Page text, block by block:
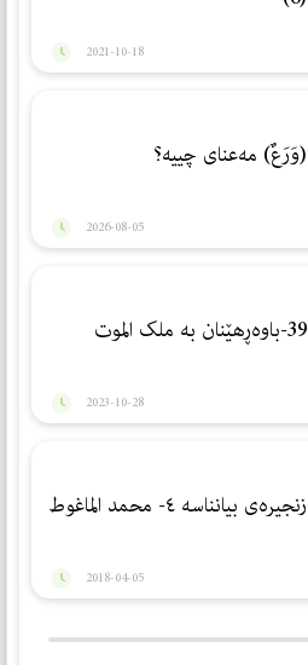
2021-10-18
(وَرَعٌ) مەعنای چییە؟
2026-08-05
39-باوەڕهێنان بە ملک الموت
2023-10-28
زنجیرەی بیانناسە ٤- محمد الماغوط
2018-04-05